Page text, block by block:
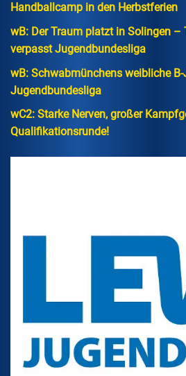
Handballcamp in den Herbstferien
wB: Der Traum platzt in Solingen –
verpasst Jugendbundesliga
wB: Schwabmünchens weibliche
Jugendbundesliga
wC2: Starke Nerven, großer
Qualifikationsrunde!